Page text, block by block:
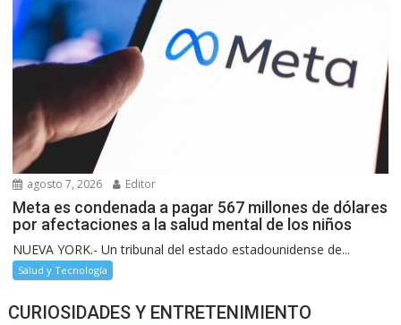
agosto 7, 2026 Editor
Meta es condenada a pagar 567 millones de dólares
por afectaciones a la salud mental de los niños
NUEVA YORK.- Un tribunal del estado estadounidense de...
Salud y Tecnología
CURIOSIDADES Y ENTRETENIMIENTO